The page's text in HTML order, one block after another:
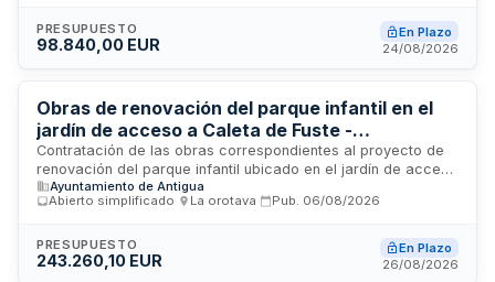
por técnicos competentes conforme a la normativa vigente
del Reglamento Electrotécnico de Baja Tensión. Prestaciones
requieran infraestructuras y servicios eléctricos temporales.
PRESUPUESTO
98.840,00 EUR
En Plazo
24/08/2026
Obras de renovación del parque infantil en el
jardín de acceso a Caleta de Fuste -
Ayuntamiento de Antigua
Contratación de las obras correspondientes al proyecto de
renovación del parque infantil ubicado en el jardín de acceso
a Caleta de Fuste. El Ayuntamiento de Antigua promueve esta
actuación para renovar y sustituir las estructuras del parque
detectarse su deterioro. Las obras se realizarán mediante
procedimiento abierto simplificado al no disponer el
Ayuntamiento de Antigua
Abierto simplificado
La orotava Pub. 06/08/2026
PRESUPUESTO
243.260,10 EUR
En Plazo
26/08/2026